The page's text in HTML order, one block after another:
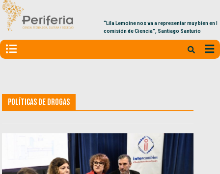
“Lila Lemoine nos va a representar muy bien en la
comisión de Ciencia”, Santiago Santurio
Políticas de Drogas